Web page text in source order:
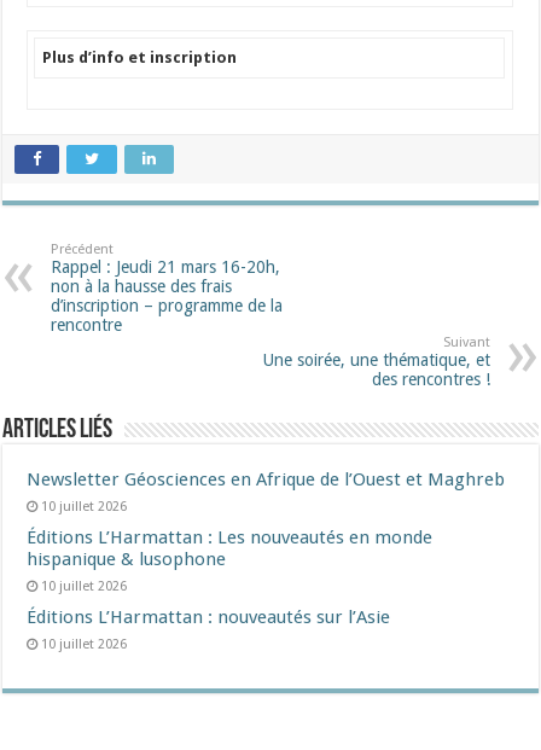
Plus d’info et inscription
Précédent
Rappel : Jeudi 21 mars 16-20h,
non à la hausse des frais
d’inscription – programme de la
rencontre
Suivant
Une soirée, une thématique, et
des rencontres !
Articles liés
Newsletter Géosciences en Afrique de l’Ouest et Maghreb
10 juillet 2026
Éditions L’Harmattan : Les nouveautés en monde
hispanique & lusophone
10 juillet 2026
Éditions L’Harmattan : nouveautés sur l’Asie
10 juillet 2026